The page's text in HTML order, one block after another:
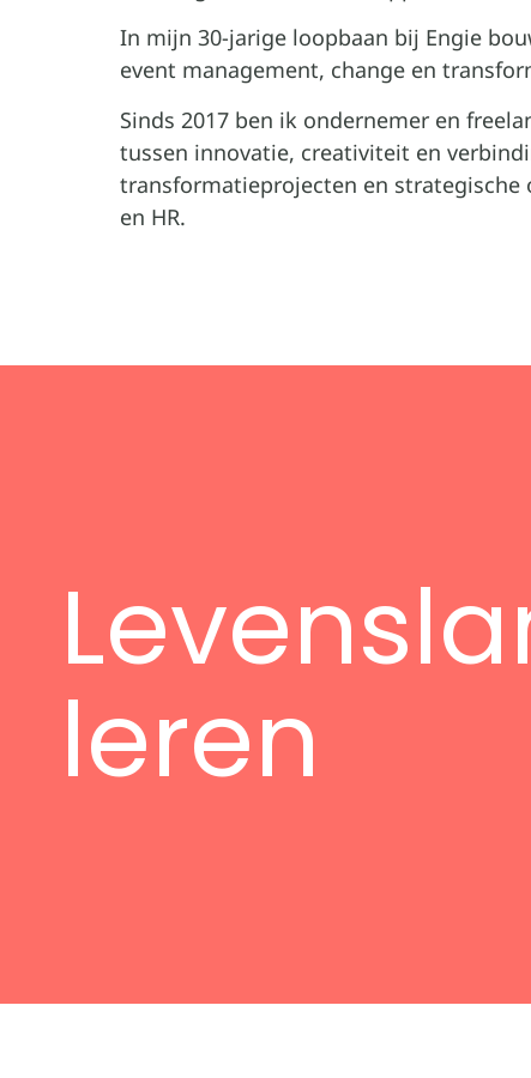
In mijn 30-jarige loopbaan bij Engie
event management, change en
Sinds 2017 ben ik ondernemer en
tussen innovatie, creativiteit en
transformatieprojecten en
en HR.
leren